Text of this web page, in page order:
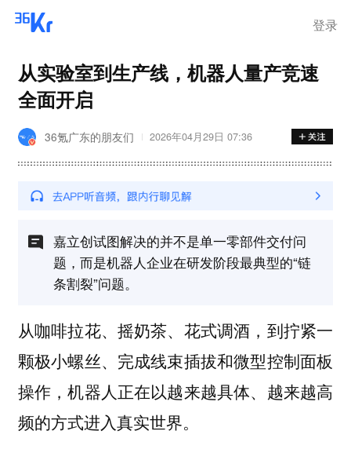
登录
从实验室到生产线，机器人量产竞速
全面开启
36氪广东的朋友们 2026年04月29日 07:36
嘉立创试图解决的并不是单一零部件交付问
题，而是机器人企业在研发阶段最典型的“链
条割裂”问题。
从咖啡拉花、摇奶茶、花式调酒，到拧紧一
颗极小螺丝、完成线束插拔和微型控制面板
操作，机器人正在以越来越具体、越来越高
频的方式进入真实世界。